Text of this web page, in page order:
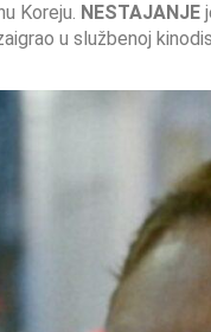
Koreju. NESTAJANJE
u službenoj